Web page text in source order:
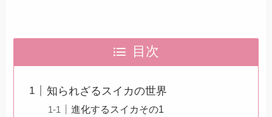
目次
知られざるスイカの世界
進化するスイカその1